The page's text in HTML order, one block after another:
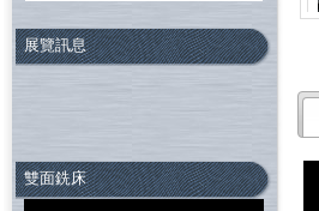
展覽訊息
雙面銑床